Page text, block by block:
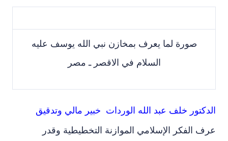
صورة لما يعرف بمخازن نبي الله يوسف عليه
السلام في الاقصر ـ مصر
الدكتور خلف عبد الله الوردات خبير مالي وتدقيق
عرف الفكر الإسلامي الموازنة التخطيطية وقدر